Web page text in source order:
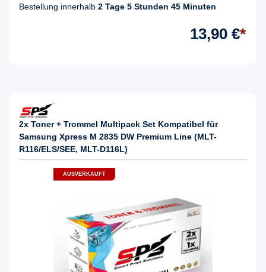
Bestellung innerhalb 2 Tage 5 Stunden 45 Minuten
13,90 €*
2x Toner + Trommel Multipack Set Kompatibel für
Samsung Xpress M 2835 DW Premium Line (MLT-
R116/ELS/SEE, MLT-D116L)
AUSVERKAUFT